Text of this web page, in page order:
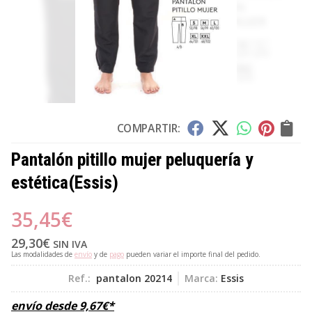
COMPARTIR:
Pantalón pitillo mujer peluquería y
estética(Essis)
35,45€
29,30€ SIN IVA
Las modalidades de envío y de pago pueden variar el importe final del pedido.
Ref.: pantalon 20214 Marca: Essis
envío desde9,67€*